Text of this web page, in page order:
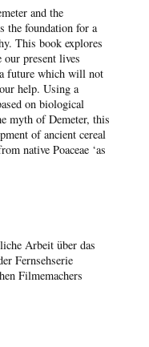
and the
the foundation for a
This book explores
our present lives
future which will not
help. Using a
on biological
myth of Demeter, this
of ancient cereal
native Poaceae ‘as
Arbeit über das
Fernsehserie
Filmemachers